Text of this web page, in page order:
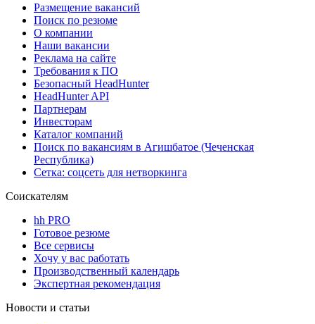
Размещение вакансий
Поиск по резюме
О компании
Наши вакансии
Реклама на сайте
Требования к ПО
Безопасный HeadHunter
HeadHunter API
Партнерам
Инвесторам
Каталог компаний
Поиск по вакансиям в Агишбатое (Чеченская
Республика)
Сетка: соцсеть для нетворкинга
Соискателям
hh PRO
Готовое резюме
Все сервисы
Хочу у вас работать
Производственный календарь
Экспертная рекомендация
Новости и статьи